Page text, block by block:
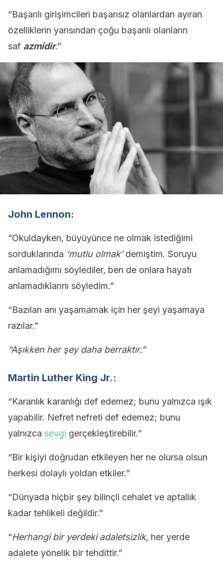
“Başarılı girişimcileri başarısız olanlardan ayıran
özelliklerin yarısından çoğu başarılı olanların
saf azmidir.”
John Lennon:
“Okuldayken, büyüyünce ne olmak istediğimi
sorduklarında ‘mutlu olmak’demiştim. Soruyu
anlamadığımı söylediler, ben de onlara hayatı
anlamadıklarını söyledim.”
“Bazıları anı yaşamamak için her şeyi yaşamaya
razılar.”
“Aşıkken her şey daha berraktır.”
Martin Luther King Jr.:
“Karanlık karanlığı def edemez; bunu yalnızca ışık
yapabilir. Nefret nefreti def edemez; bunu
yalnızca sevgi gerçekleştirebilir.”
“Bir kişiyi doğrudan etkileyen her ne olursa olsun
herkesi dolaylı yoldan etkiler.”
“Dünyada hiçbir şey bilinçli cehalet ve aptallık
kadar tehlikeli değildir.”
“Herhangi bir yerdeki adaletsizlik, her yerde
adalete yönelik bir tehdittir.”